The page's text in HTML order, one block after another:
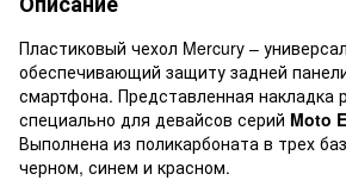
Пластиковый чехол Mercury –
обеспечивающий защиту задней
смартфона. Представленная накладка
специально для девайсов серий Moto
Выполнена из поликарбоната в трех
черном, синем и красном.